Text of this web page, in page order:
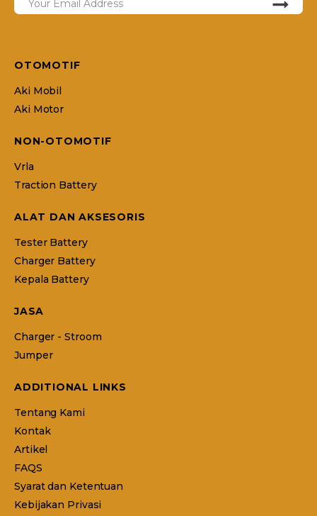
OTOMOTIF
Aki Mobil
Aki Motor
NON-OTOMOTIF
Vrla
Traction Battery
ALAT DAN AKSESORIS
Tester Battery
Charger Battery
Kepala Battery
JASA
Charger - Stroom
Jumper
ADDITIONAL LINKS
Tentang Kami
Kontak
Artikel
FAQS
Syarat dan Ketentuan
Kebijakan Privasi